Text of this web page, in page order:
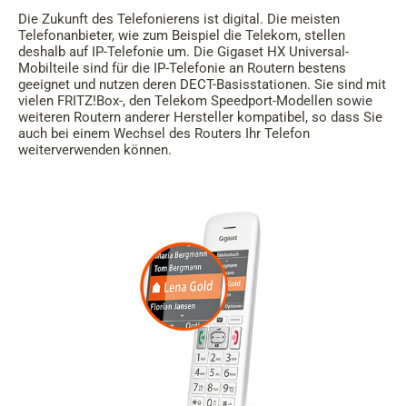
Die Zukunft des Telefonierens ist digital. Die meisten
Telefonanbieter, wie zum Beispiel die Telekom, stellen
deshalb auf IP-Telefonie um. Die Gigaset HX Universal-
Mobilteile sind für die IP-Telefonie an Routern bestens
geeignet und nutzen deren DECT-Basisstationen. Sie sind mit
vielen FRITZ!Box-, den Telekom Speedport-Modellen sowie
weiteren Routern anderer Hersteller kompatibel, so dass Sie
auch bei einem Wechsel des Routers Ihr Telefon
weiterverwenden können.